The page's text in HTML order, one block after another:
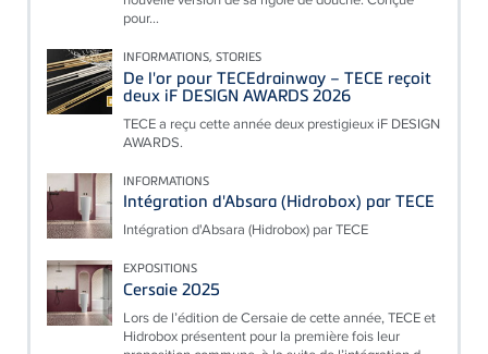
pour...
INFORMATIONS, STORIES
De l'or pour TECEdrainway – TECE reçoit
deux iF DESIGN AWARDS 2026
TECE a reçu cette année deux prestigieux iF DESIGN
AWARDS.
INFORMATIONS
Intégration d'Absara (Hidrobox) par TECE
Intégration d'Absara (Hidrobox) par TECE
EXPOSITIONS
Cersaie 2025
Lors de l’édition de Cersaie de cette année, TECE et
Hidrobox présentent pour la première fois leur